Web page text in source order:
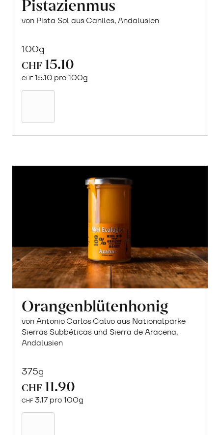
von Pista Sol aus Caniles, Andalusien
100g
CHF 15.10
CHF 15.10 pro 100g
Orangenblütenhonig
von Antonio Carlos Calvo aus Nationalpärke
Sierras Subbéticas und Sierra de Aracena,
Andalusien
375g
CHF 11.90
CHF 3.17 pro 100g